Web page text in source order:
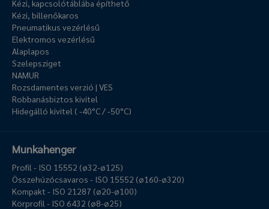
Kézi, kapcsolótáblába építhető
Kézi, billenőkaros
Pneumatikus vezérlésű
Elektromos vezérlésű
Alaplapos
Szelepsziget
NAMUR
Rozsdamentes verzió | VES
Robbanásbiztos kivitel
Hidegálló kivitel ( -40°C / -50°C)
Munkahenger
Profil - ISO 15552 (ø32-ø125)
Összehúzócsavaros - ISO 15552 (ø160-ø320)
Kompakt - ISO 21287 (ø20-ø100)
Körprofil - ISO 6432 (ø8-ø25)